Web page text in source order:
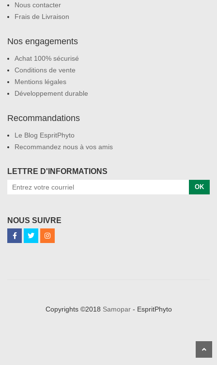
Nous contacter
Frais de Livraison
Nos engagements
Achat 100% sécurisé
Conditions de vente
Mentions légales
Développement durable
Recommandations
Le Blog EspritPhyto
Recommandez nous à vos amis
LETTRE D'INFORMATIONS
OK
NOUS SUIVRE
Copyrights ©2018 Samopar- EspritPhyto